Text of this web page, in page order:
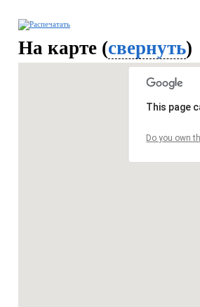
На карте (свернуть)
This page
Do you own